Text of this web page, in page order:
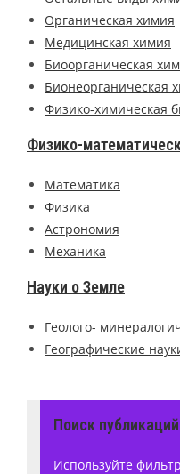
Органическая химия
Медицинская химия
Биоорганическая
Бионеорганическая
Физико-химическая
Физико-
Математика
Физика
Астрономия
Механика
Науки о Земле
Геолого-
Географические
Поиск публикаций
Используйте